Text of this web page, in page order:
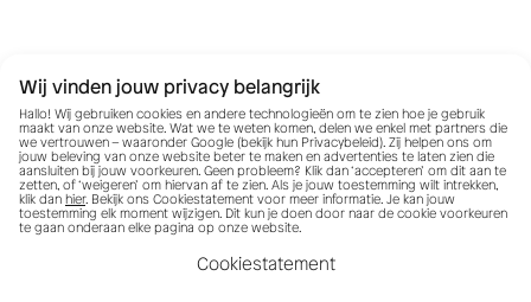
Wij vinden jouw privacy belangrijk
Hallo! Wij gebruiken cookies en andere technologieën om te zien hoe je gebruik
maakt van onze website. Wat we te weten komen, delen we enkel met partners die
we vertrouwen – waaronder Google (bekijk hun Privacybeleid). Zij helpen ons om
jouw beleving van onze website beter te maken en advertenties te laten zien die
aansluiten bij jouw voorkeuren. Geen probleem? Klik dan ‘accepteren’ om dit aan te
zetten, of ‘weigeren’ om hiervan af te zien. Als je jouw toestemming wilt intrekken,
klik dan hier. Bekijk ons Cookiestatement voor meer informatie. Je kan jouw
toestemming elk moment wijzigen. Dit kun je doen door naar de cookie voorkeuren
te gaan onderaan elke pagina op onze website.
Cookiestatement